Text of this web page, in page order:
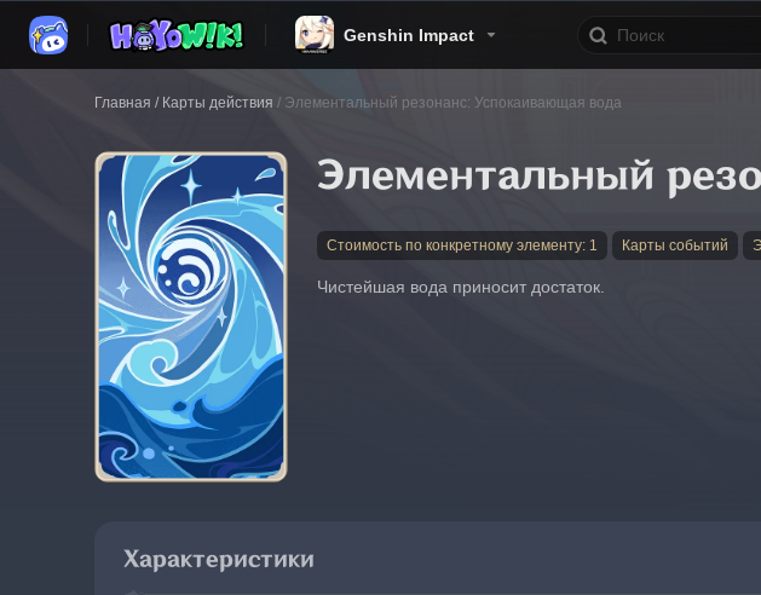
Genshin Impact
Главная / Карты действия / Элементальный резонанс: Успокаивающая вода
Элементальный
Стоимость по конкретному элементу: 1 Карты событий
Чистейшая вода приносит достаток.
Характеристики